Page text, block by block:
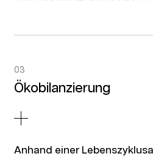
03
Ökobilanzierung
Anhand einer